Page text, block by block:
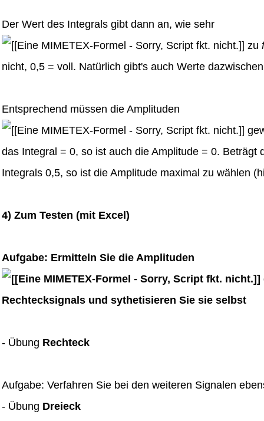
Der Wert des Integrals gibt dann an, wie sehr
zu
nicht, 0,5 = voll. Natürlich gibt's auch Werte
Entsprechend müssen die Amplituden
das Integral = 0, so ist auch die Amplitude = 0. Beträgt
Integrals 0,5, so ist die Amplitude maximal zu wählen
4) Zum Testen (mit Excel)
Aufgabe: Ermitteln Sie die Amplituden
Rechtecksignals und sythetisieren Sie sie selbst
- Übung Rechteck
Aufgabe: Verfahren Sie bei den weiteren Signalen
- Übung Dreieck